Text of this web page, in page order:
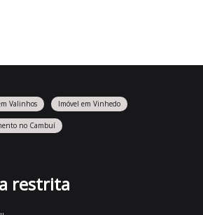
Valinhos Imóvel em Vinhedo
no Cambuí
restrita